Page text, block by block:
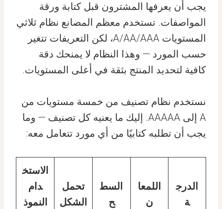
يجب أن يعرفها المشترون قبل كتابة ورقة
المواصفات. تستخدم معظم المصانع نظام ثلاثي
المستويات A/AA/AAA، لكن التعريفات تتغير
حسب المورد — وهذا النظام لا يمنحك دقة
كافية لتحديد المنتج بثقة في أعلى المستويات.
نستخدم نظام تصنيف من خمسة مستويات من
A إلى AAAAA. إليك ما يعنيه كل تصنيف — وما
يجب أن تطلبه كتابيًا من أي مورد تتعامل معه:
الدرج
ة
اللمعا
ن
السط
ح
تحمل
الشكل
الاستخ
دام
النموذ